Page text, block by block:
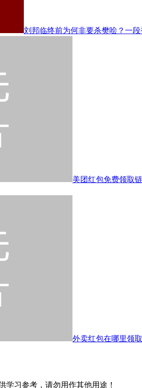
刘邦临终前为何非要杀樊哙？一
美团红包免费领取
外卖红包在哪里领
学习参考，请勿用作其他用途！